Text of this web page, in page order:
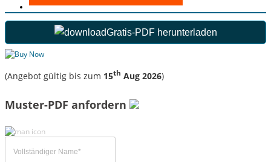
Gratis-PDF herunterladen
(Angebot gültig bis zum 15th Aug 2026)
Muster-PDF anfordern